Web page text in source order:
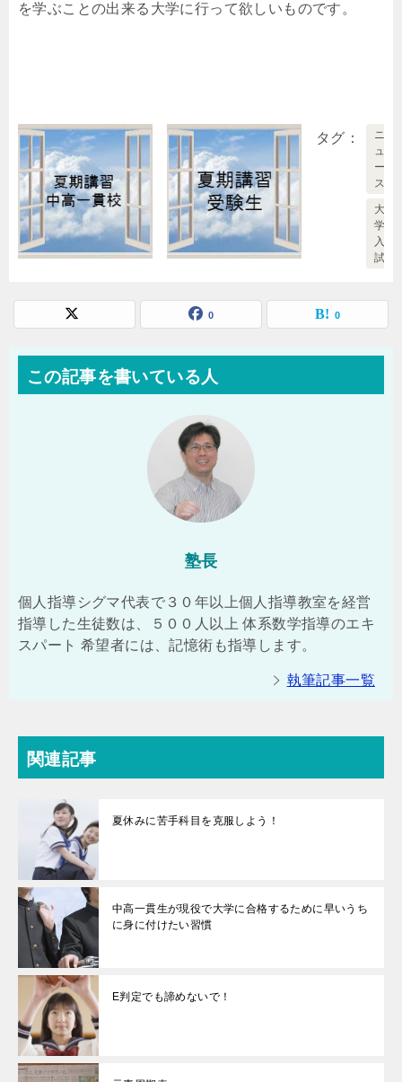
を学ぶことの出来る大学に行って欲しいものです。
タグ
ニ
ュ
ー
ス
大
学
入
試
0 0
この記事を書いている人
塾長
個人指導シグマ代表で３０年以上個人指導教室を経営
指導した生徒数は、５００人以上 体系数学指導のエキ
スパート 希望者には、記憶術も指導します。
執筆記事一覧
関連記事
夏休みに苦手科目を克服しよう！
中高一貫生が現役で大学に合格するために早いうち
に身に付けたい習慣
E判定でも諦めないで！